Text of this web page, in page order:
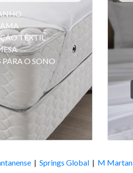
TÊXTIL
O SONO
| Springs Global | M Martan